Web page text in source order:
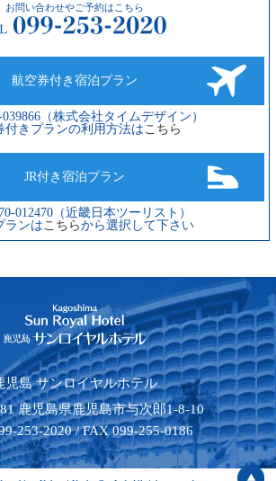
お問い合わせやご予約はこちら
航空券付き宿泊プラン
（株式会社タイムデザイン）
付きプランの利用方法はこちら
JR付き宿泊プラン
012470（近畿日本ツーリスト）
ランはこちらから選択して下さい
児島 サンロイヤルホテル
鹿児島県鹿児島市与次郎1-8-10
253-2020 / FAX 099-255-0186